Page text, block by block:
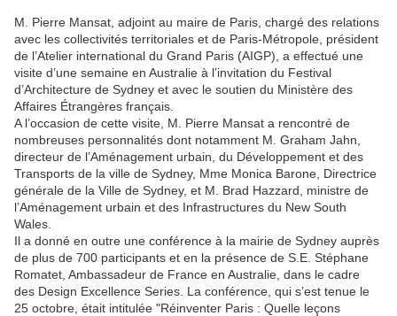
M. Pierre Mansat, adjoint au maire de Paris, chargé des relations
avec les collectivités territoriales et de Paris-Métropole, président
de l’Atelier international du Grand Paris (AIGP), a effectué une
visite d’une semaine en Australie à l’invitation du Festival
d’Architecture de Sydney et avec le soutien du Ministère des
Affaires Étrangères français.
A l’occasion de cette visite, M. Pierre Mansat a rencontré de
nombreuses personnalités dont notamment M. Graham Jahn,
directeur de l’Aménagement urbain, du Développement et des
Transports de la ville de Sydney, Mme Monica Barone, Directrice
générale de la Ville de Sydney, et M. Brad Hazzard, ministre de
l’Aménagement urbain et des Infrastructures du New South
Wales.
Il a donné en outre une conférence à la mairie de Sydney auprès
de plus de 700 participants et en la présence de S.E. Stéphane
Romatet, Ambassadeur de France en Australie, dans le cadre
des Design Excellence Series. La conférence, qui s’est tenue le
25 octobre, était intitulée "Réinventer Paris : Quelle leçons